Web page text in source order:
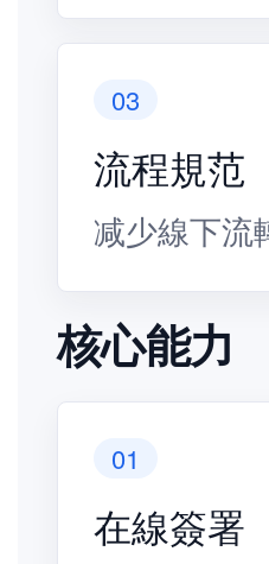
03
流程規范
减少線下流
核心能力
01
在線簽署